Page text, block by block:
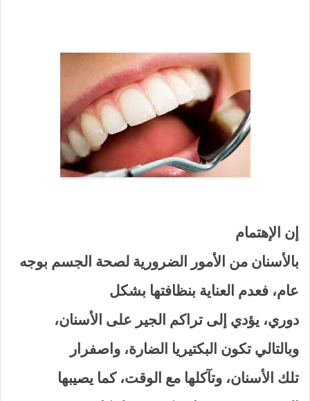
إن الإهتمام
بالأسنان من الأمور الضرورية لصحة الجسم بوجه
عام، فعدم العناية بنظافتها بشكل
دوري، يؤدي إلى تراكم الجير على الأسنان،
وبالتالي تكون البكتيريا الضارة، واصفرار
تلك الأسنان، وتآكلها مع الوقت، كما يصيبها